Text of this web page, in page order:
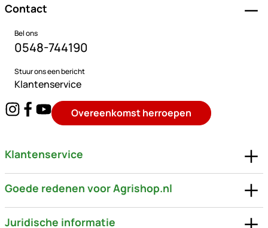
Contact
Bel ons
0548-744190
Stuur ons een bericht
Klantenservice
Overeenkomst herroepen
Klantenservice
Goede redenen voor Agrishop.nl
Juridische informatie